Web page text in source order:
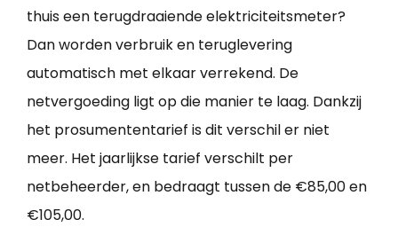
thuis een terugdraaiende elektriciteitsmeter?
Dan worden verbruik en teruglevering
automatisch met elkaar verrekend. De
netvergoeding ligt op die manier te laag. Dankzij
het prosumententarief is dit verschil er niet
meer. Het jaarlijkse tarief verschilt per
netbeheerder, en bedraagt tussen de €85,00 en
€105,00.